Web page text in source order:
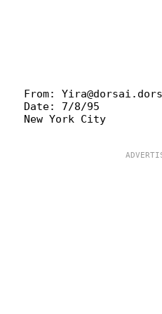
From:
  Date: 7/8/95
  New York City